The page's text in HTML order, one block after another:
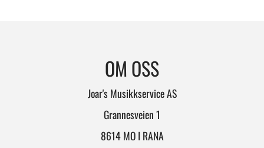
OM OSS
Joar's Musikkservice AS
Grannesveien 1
8614 MO I RANA